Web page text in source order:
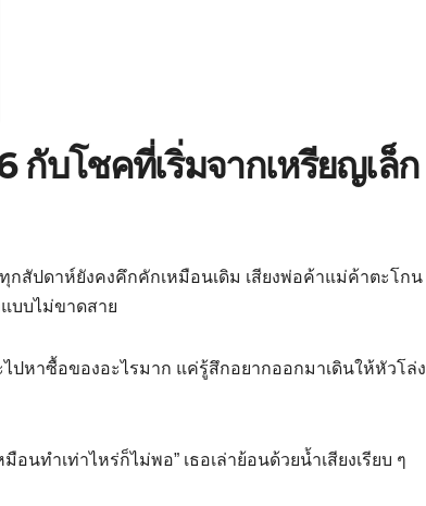
บโชคที่เริ่มจากเหรียญเล็ก
สัปดาห์ยังคงคึกคักเหมือนเดิม เสียงพ่อค้าแม่ค้าตะโกน
บบไม่ขาดสาย
ไปหาซื้อของอะไรมาก แค่รู้สึกอยากออกมาเดินให้หัวโล่ง
นทำเท่าไหร่ก็ไม่พอ” เธอเล่าย้อนด้วยน้ำเสียงเรียบ ๆ